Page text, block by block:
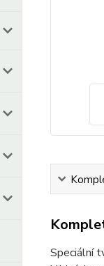
Speciální